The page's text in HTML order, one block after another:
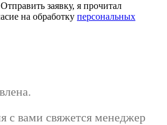
заявку, я прочитал
на обработку персональных
с вами свяжется менеджер